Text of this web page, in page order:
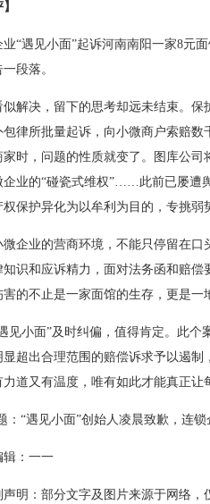
业“遇见小面”起诉河南南阳一家8元
段落。
似解决，留下的思考却远未结束。
包律所批量起诉，向小微商户索赔
家时，问题的性质就变了。图库公
企业的“碰瓷式维权”……此前已屡遭
保护异化为以牟利为目的，专挑弱
微企业的营商环境，不能只停留在
识和应诉精力，面对法务函和赔偿
的不止是一家面馆的生存，更是一
见小面”及时纠偏，值得肯定。此
显超出合理范围的赔偿诉求予以遏
道又有温度，唯有如此才能真正让
：“遇见小面”创始人凌晨致歉，连
辑：一一
声明：部分文字及图片来源于网络